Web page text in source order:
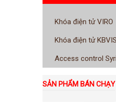
Khóa điện tử VIRO
Khóa điện tử
Access control
SẢN PHẨM BÁN CHẠY